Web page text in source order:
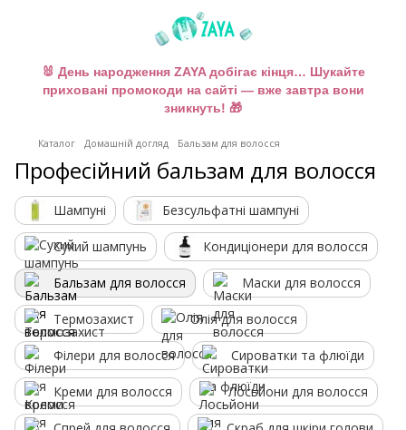
🐰 День народження ZAYA добігає кінця… Шукайте
приховані промокоди на сайті — вже завтра вони
зникнуть! 🎁
Каталог Домашній догляд Бальзам для волосся
Професійний бальзам для волосся
Шампуні Безсульфатні шампуні
Сухий шампунь Кондиціонери для волосся
Бальзам для волосся Маски для волосся
Термозахист Олія для волосся
Філери для волосся Сироватки та флюїди
Креми для волосся Лосьйони для волосся